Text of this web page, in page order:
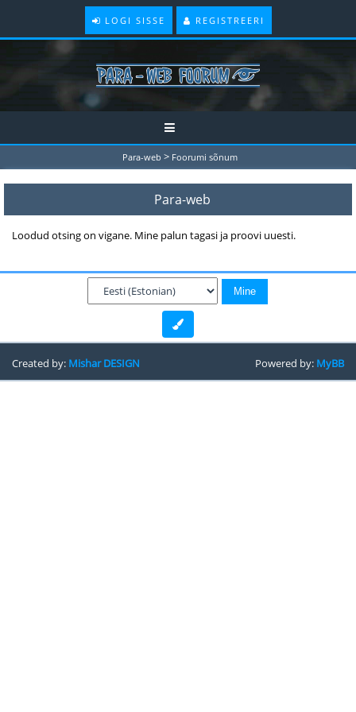
LOGI SISSE REGISTREERI
Para-web > Foorumi sõnum
Para-web
Loodud otsing on vigane. Mine palun tagasi ja proovi uuesti.
Created by: Mishar DESIGN Powered by: MyBB